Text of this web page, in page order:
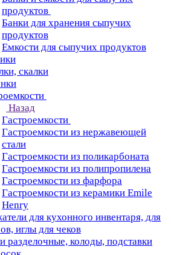
продуктов
Банки для хранения сыпучих
продуктов
Емкости для сыпучих продуктов
скалки
Назад
Гастроемкости
Гастроемкости из нержавеющей
стали
Гастроемкости из поликарбоната
Гастроемкости из полипропилена
Гастроемкости из фарфора
Гастроемкости из керамики Emile
Henry
для кухонного инвентаря, для
иглы для чеков
разделочные, колоды, подставки